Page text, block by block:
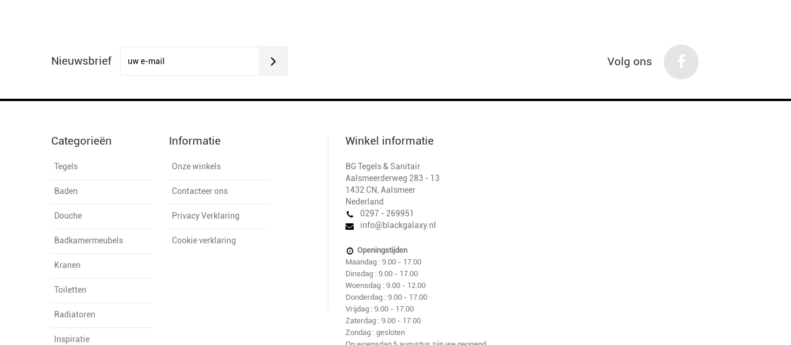
Nieuwsbrief Volg ons
Categorieën
Tegels
Baden
Douche
Badkamermeubels
Kranen
Toiletten
Radiatoren
Inspiratie
Informatie
Onze winkels
Contacteer ons
Privacy Verklaring
Cookie verklaring
Winkel informatie
BG Tegels & Sanitair
Aalsmeerderweg 283 - 13
1432 CN Aalsmeer
Nederland
0297 - 269951
info@blackgalaxy.nl
Openingstijden
Maandag : 9.00 - 17.00
Dinsdag : 9.00 - 17.00
Woensdag : 9.00 - 12.00
Donderdag : 9.00 - 17.00
Vrijdag : 9.00 - 17.00
Zaterdag : 9.00 - 17.00
Zondag : gesloten